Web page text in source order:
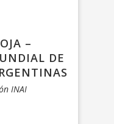
–
DE
INAI